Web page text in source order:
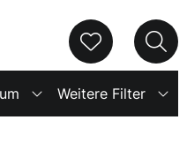
Weitere Filter